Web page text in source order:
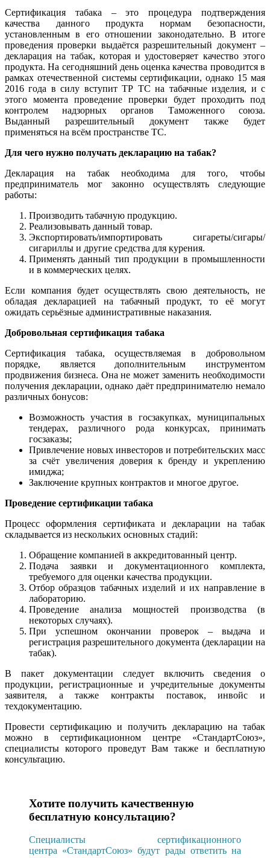
Сертификация табака – это процедура подтверждения
качества данного продукта нормам безопасности,
установленным в его отношении законодательно. В итоге
проведения проверки выдаётся разрешительный документ –
декларация на табак, которая и удостоверяет качество этого
продукта. На сегодняшний день оценка качества проводится в
рамках отечественной системы сертификации, однако 15 мая
2016 года в силу вступит ТР ТС на табачные изделия, и с
этого момента проведение проверки будет проходить под
контролем надзорных органов Таможенного союза.
Выданный разрешительный документ также будет
применяться на всём пространстве ТС.
Для чего нужно получать декларацию на табак?
Декларация на табак необходима для того, чтобы
предприниматель мог законно осуществлять следующие
работы:
Производить табачную продукцию.
Реализовывать данный товар.
Экспортировать/импортировать сигареты/сигары/
сигариллы и другие средства для курения.
Применять данный тип продукции в промышленности
и в коммерческих целях.
Если компания будет осуществлять свою деятельность, не
обладая декларацией на табачный продукт, то её могут
ожидать серьёзные административные наказания.
Добровольная сертификация табака
Сертификация табака, осуществляемая в добровольном
порядке, является дополнительным инструментом
продвижения бизнеса. Она не может заменить необходимости
получения декларации, однако даёт предпринимателю немало
различных бонусов:
Возможность участия в госзакупках, муниципальных
тендерах, различного рода конкурсах, принимать
госзаказы;
Привлечение новых инвесторов и потребительских масс
за счёт увеличения доверия к бренду и укреплению
имиджа;
Заключение крупных контрактов и многое другое.
Проведение сертификации табака
Процесс оформления сертификата и декларации на табак
складывается из нескольких основных стадий:
Обращение компанией в аккредитованный центр.
Подача заявки и документационного комплекта,
требуемого для оценки качества продукции.
Отбор образцов табачных изделий и их направление в
лабораторию.
Проведение анализа мощностей производства (в
некоторых случаях).
При успешном окончании проверок – выдача и
регистрация разрешительного документа (декларации на
табак).
В пакет документации следует включить сведения о
продукции, регистрационные и учредительные документы
заявителя, а также контракты поставок, инвойс и
техдокументацию.
Провести сертификацию и получить декларацию на табак
можно в сертификационном центре «СтандартСоюз»,
специалисты которого проведут Вам также и бесплатную
консультацию.
Хотите получить качественную
бесплатную консультацию?
Специалисты сертификационного
центра «СтандартСоюз» будут рады ответить на